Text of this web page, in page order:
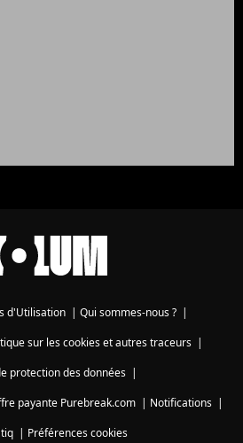
d'Utilisation | Qui sommes-nous ? |
sur les cookies et autres traceurs|
protection des données|
payante Purebreak.com | Notifications |
| Préférences cookies